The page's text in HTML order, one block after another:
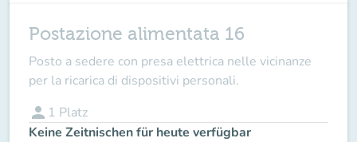
Postazione alimentata 16
Posto a sedere con presa elettrica nelle vicinanze
per la ricarica di dispositivi personali.
person 1 Platz
Keine Zeitnischen für heute verfügbar